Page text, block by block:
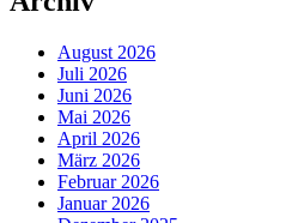
August 2026
Juli 2026
Juni 2026
Mai 2026
April 2026
März 2026
Februar 2026
Januar 2026